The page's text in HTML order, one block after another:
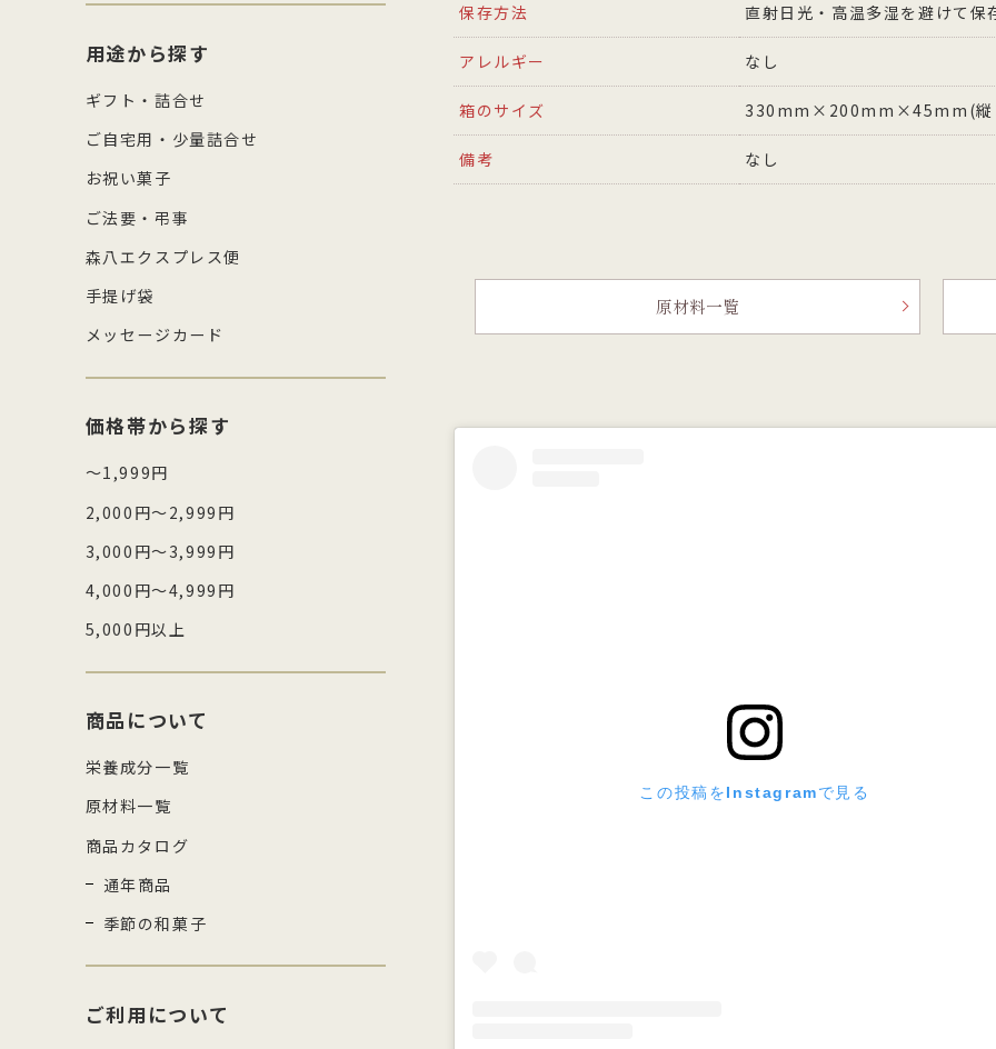
保存方法 直射日光・高温多湿を避けて保
アレルギー なし
箱のサイズ 330mm×200mm×45mm(
備考 なし
原材料一覧
この投稿をInstagramで見る
用途から探す
ギフト・詰合せ
ご自宅用・少量詰合せ
お祝い菓子
ご法要・弔事
森八エクスプレス便
手提げ袋
メッセージカード
価格帯から探す
～1,999円
2,000円～2,999円
3,000円～3,999円
4,000円～4,999円
5,000円以上
商品について
栄養成分一覧
原材料一覧
商品カタログ
通年商品
季節の和菓子
ご利用について